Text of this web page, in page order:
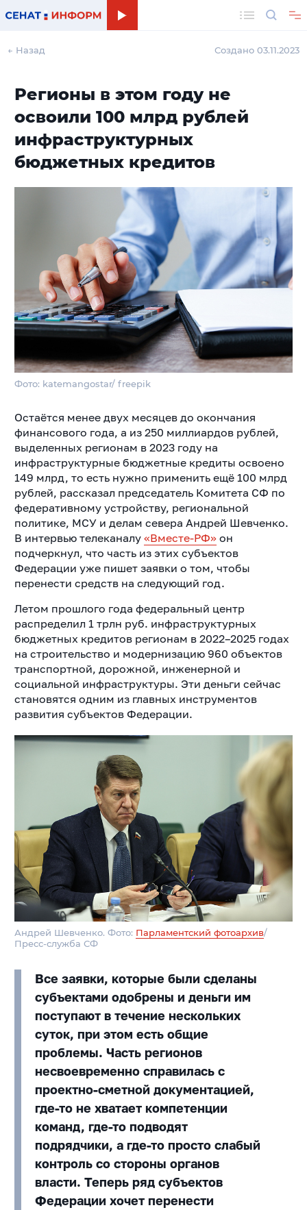
← Назад Создано 03.11.2023
Регионы в этом году не
освоили 100 млрд рублей
инфраструктурных
бюджетных кредитов
Фото: katemangostar/ freepik
Остаётся менее двух месяцев до окончания
финансового года, а из 250 миллиардов рублей,
выделенных регионам в 2023 году на
инфраструктурные бюджетные кредиты освоено
149 млрд, то есть нужно применить ещё 100 млрд
рублей, рассказал председатель Комитета СФ по
федеративному устройству, региональной
политике, МСУ и делам севера Андрей Шевченко.
В интервью телеканалу «Вместе-РФ»он
подчеркнул, что часть из этих субъектов
Федерации уже пишет заявки о том, чтобы
перенести средств на следующий год.
Летом прошлого года федеральный центр
распределил 1 трлн руб. инфраструктурных
бюджетных кредитов регионам в 2022–2025 годах
на строительство и модернизацию 960 объектов
транспортной, дорожной, инженерной и
социальной инфраструктуры. Эти деньги сейчас
становятся одним из главных инструментов
развития субъектов Федерации.
Андрей Шевченко. Фото: Парламентский фотоархив/
Пресс-служба СФ
Все заявки, которые были сделаны
субъектами одобрены и деньги им
поступают в течение нескольких
суток, при этом есть общие
проблемы. Часть регионов
несвоевременно справилась с
проектно-сметной документацией,
где-то не хватает компетенции
команд, где-то подводят
подрядчики, а где-то просто слабый
контроль со стороны органов
власти. Теперь ряд субъектов
Федерации хочет перенести